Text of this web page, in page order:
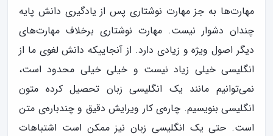
مهارت‌ها به جز مهارت نوشتاری پس از یادگیری دانش پایه
چندان دشوار نیست. مهارت نوشتاری برخلاف مهارت‌های
دیگر اصول ویژه و زیادی دارد. از آنجاییکه دانش لغوی ما از
انگلیسی خیلی زیاد نیست و خیلی خیلی محدود است،
نمی‌توانیم مانند یک انگلیسی زبان تحصیل کرده متون
انگلیسی بنویسیم. چاره‌ی کار ویرایش دقیق و چندباره‌ی متن
است. حتی یک انگلیسی زبان نیز ممکن است اشتباهات